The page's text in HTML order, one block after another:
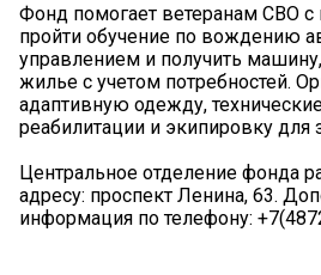
Фонд помогает ветеранам СВО
пройти обучение по вождению
управлением и получить
жилье с учетом потребностей.
адаптивную одежду,
реабилитации и экипировку для
Центральное отделение фонда
адресу: проспект Ленина, 63.
информация по телефону: